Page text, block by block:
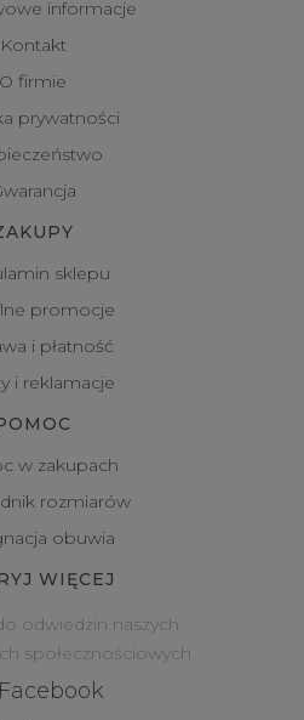
informacje
Kontakt
O firmie
prywatności
sklepu
promocje
i płatność
i reklamacje
w zakupach
rozmiarów
obuwia
WIĘCEJ
odwiedzin naszych
społecznościowych
Facebook